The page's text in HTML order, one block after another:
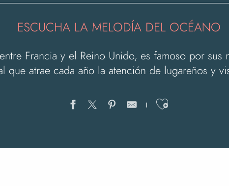
ESCUCHA LA MELODÍA DEL OCÉANO
Francia y el Reino Unido, es famoso por sus
que atrae cada año la atención de lugareños y
Ajouter